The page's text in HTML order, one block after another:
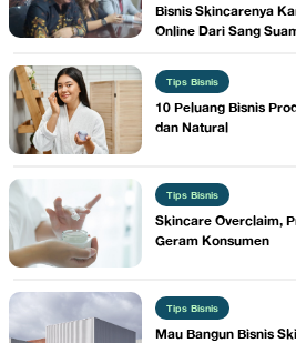
Bisnis Skincarenya
Online Dari Sang
Tips Bisnis
10 Peluang Bisnis
dan Natural
Tips Bisnis
Skincare Overclaim,
Geram Konsumen
Tips Bisnis
Mau Bangun Bisnis